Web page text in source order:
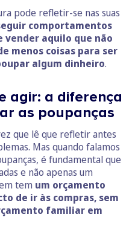
pode refletir-se nas suas
comportamentos
vender aquilo que não
menos coisas para ser
algum dinheiro.
agir: a diferença
as poupanças
que lê que refletir antes
Mas quando falamos
é fundamental que
e não apenas um
tem um orçamento
de ir às compras, sem
familiar em